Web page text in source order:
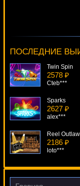
ПОСЛЕДНИЕ
Gamer***
Twin Spin
2578 ₽
Cteb***
Sparks
2627 ₽
alex***
Reel
2186 ₽
loto***
Voodoo
1808 ₽